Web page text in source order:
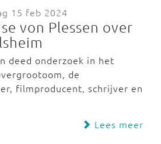
15 feb 2024
von Plessen over
deed onderzoek in het
de
filmproducent, schrijver en
Lees meer